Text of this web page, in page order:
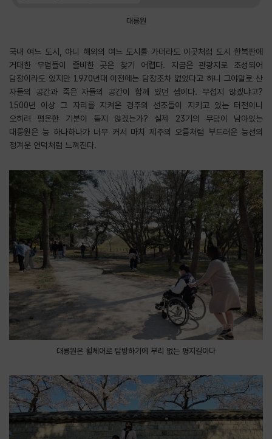
대릉원
국내 여느 도시, 아니 해외의 여느 도시를 가더라도 이곳처럼 도시 한복판에
거대한 무덤들이 즐비한 곳은 찾기 어렵다. 지금은 관광지로 조성되어
담장이라도 있지만 1970년대 이전에는 담장조차 없었다고 하니 그야말로 산
자들의 공간과 죽은 자들의 공간이 함께 있던 셈이다. 무섭지 않겠냐고?
1500년 이상 그 자리를 지켜온 경주의 선조들이 지키고 있는 터전이니
오히려 평온한 기분이 들지 않겠는가? 실제 23기의 무덤이 남아있는
대릉원은 능 하나하나가 너무 커서 마치 제주의 오름처럼 부드러운 능선의
정겨운 언덕처럼 느껴진다.
대릉원은 휠체어로 탐방하기에 무리 없는 평지길이다